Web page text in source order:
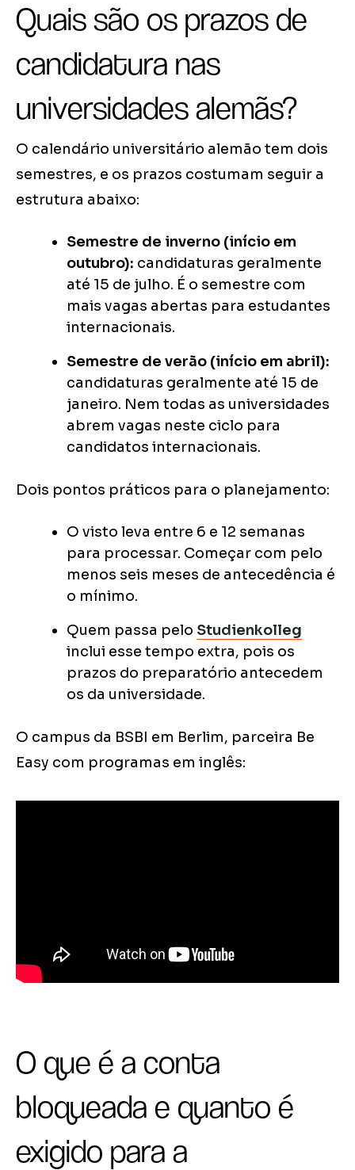
Quais são os prazos de
candidatura nas
universidades alemãs?
O calendário universitário alemão tem dois
semestres, e os prazos costumam seguir a
estrutura abaixo:
Semestre de inverno (início em
outubro): candidaturas geralmente
até 15 de julho. É o semestre com
mais vagas abertas para estudantes
internacionais.
Semestre de verão (início em abril):
candidaturas geralmente até 15 de
janeiro. Nem todas as universidades
abrem vagas neste ciclo para
candidatos internacionais.
Dois pontos práticos para o planejamento:
O visto leva entre 6 e 12 semanas
para processar. Começar com pelo
menos seis meses de antecedência é
o mínimo.
Quem passa pelo Studienkolleg
inclui esse tempo extra, pois os
prazos do preparatório antecedem
os da universidade.
O campus da BSBI em Berlim, parceira Be
Easy com programas em inglês:
O que é a conta
bloqueada e quanto é
exigido para a